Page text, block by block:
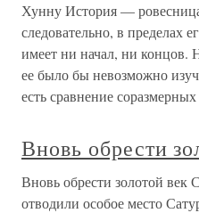
Хунну История —
следовательно, в пределах
имеет ни начал, ни концов.
ее было бы невозможно
есть сравнение соразмерных
Вновь обрести
Вновь обрести золотой век
отводили особое место